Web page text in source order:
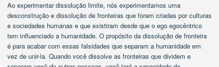
Ao experimentar dissolução limite, nós experimentamos uma
desconstrução e dissolução de fronteiras que foram criadas por culturas
e sociedades humanas e que existiram desde que o ego egocêntrico
tem influenciado a humanidade. O propósito da dissolução de fronteira
é para acabar com essas falsidades que separam a humanidade em
vez de unir-la. Quando você dissolve as fronteiras que dividem e